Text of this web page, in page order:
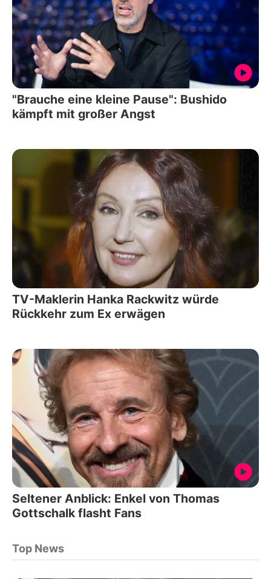
"Brauche eine kleine Pause": Bushido
kämpft mit großer Angst
TV-Maklerin Hanka Rackwitz würde
Rückkehr zum Ex erwägen
Seltener Anblick: Enkel von Thomas
Gottschalk flasht Fans
Top News